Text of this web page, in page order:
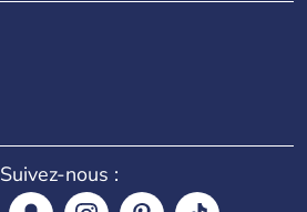
Suivez-nous :